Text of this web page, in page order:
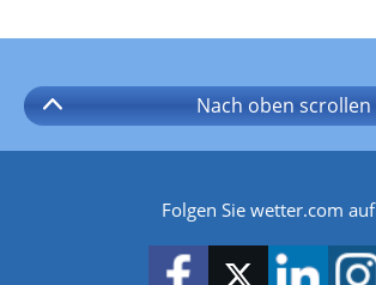
Nach oben scrollen
Folgen Sie wetter.com auf